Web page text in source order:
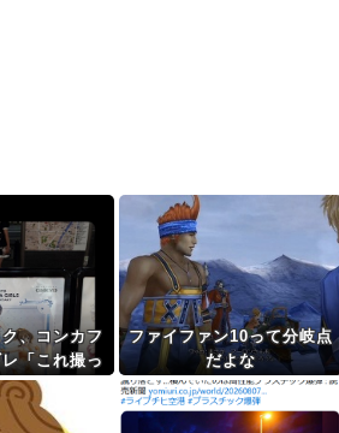
ク、コンカフ
「これ撮っ
きた！写さ
！」
ファイファン10って分岐点
だよな